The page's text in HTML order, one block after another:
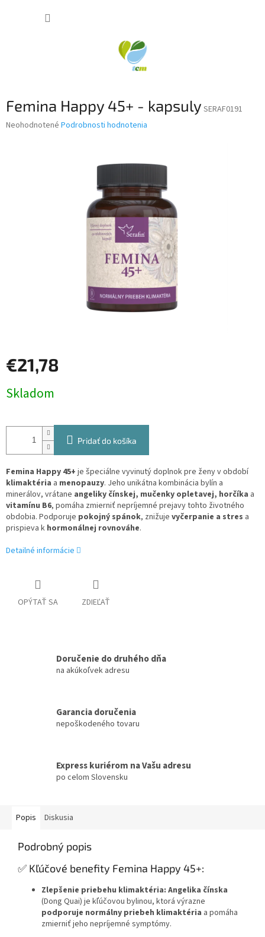
Femina Happy 45+ - kapsuly SERAF0191
Priemerné
Neohodnotené Podrobnosti hodnotenia
€21,78
cena:
Skladom
Pridať do košíka
Femina Happy 45+ je špeciálne vyvinutý doplnok pre ženy v období
klimaktéria a menopauzy. Jeho unikátna kombinácia bylín a
minerálov, vrátane angeliky čínskej, mučenky opletavej, horčíka a
vitamínu B6, pomáha zmierniť nepríjemné prejavy tohto životného
obdobia. Podporuje pokojný spánok, znižuje vyčerpanie a stres a
prispieva k hormonálnej rovnováhe.
Detailné informácie
OPÝTAŤ SA ZDIEĽAŤ
Doručenie do druhého dňa
na akúkoľvek adresu
Garancia doručenia
nepoškodeného tovaru
Express kuriérom na Vašu adresu
po celom Slovensku
Popis Diskusia
Podrobný popis
✅ Kľúčové benefity Femina Happy 45+:
Zlepšenie priebehu klimaktéria: Angelika čínska
(Dong Quai) je kľúčovou bylinou, ktorá výrazne
podporuje normálny priebeh klimaktéria a pomáha
zmierniť jeho nepríjemné symptómy.